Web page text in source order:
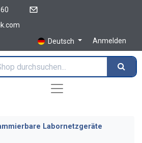
Deutsch
Anmelden
Labornetzgeräte